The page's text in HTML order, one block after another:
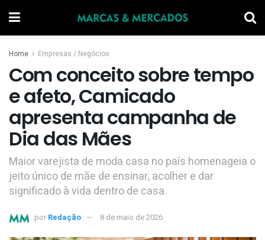
Home Empresas / Negócios
Com conceito sobre tempo
e afeto, Camicado
apresenta campanha de
Dia das Mães
Maior varejista de moda casa no país homenageia o
jeito único de mãe de ensinar, acolher e dar
significado à vida dentro de casa.
por Redação 8 de maio de 2026